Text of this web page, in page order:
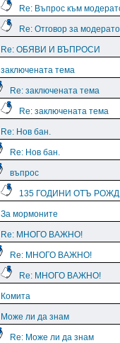
Re: Въпрос към
Re: Отговор за
Re: ОБЯВИ И ВЪПРОСИ
заключената тема
Re: заключената тема
Re: заключената тема
Re: Нов бан.
Re: Нов бан.
въпрос
135 ГОДИНИ ОТЪ
За мормоните
Re: МНОГО ВАЖНО!
Re: МНОГО ВАЖНО!
Re: МНОГО ВАЖНО!
Комита
Може ли да знам
Re: Може ли да знам